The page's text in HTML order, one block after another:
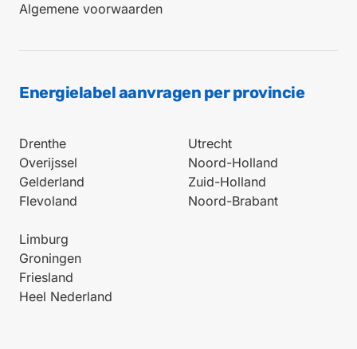
Algemene voorwaarden
Energielabel aanvragen per provincie
Drenthe
Overijssel
Gelderland
Flevoland
Utrecht
Noord-Holland
Zuid-Holland
Noord-Brabant
Limburg
Groningen
Friesland
Heel Nederland